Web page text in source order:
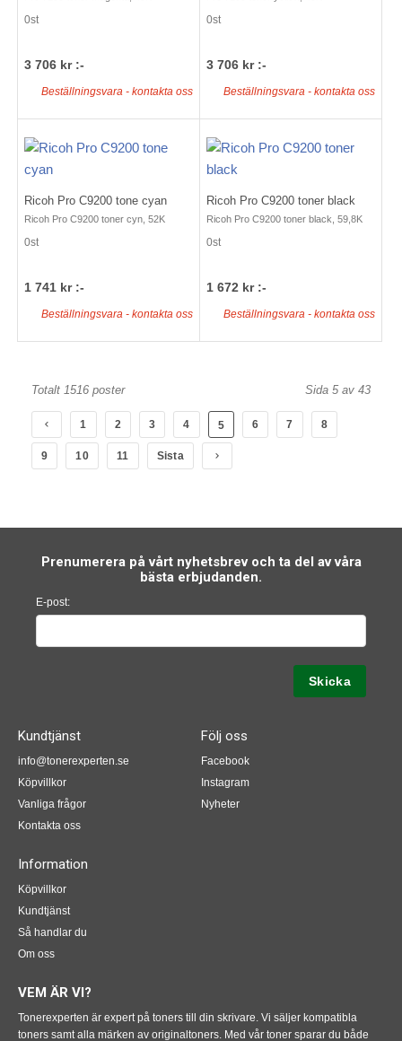
0st
3 706 kr :-
Beställningsvara - kontakta oss
0st
3 706 kr :-
Beställningsvara - kontakta oss
Ricoh Pro C9200 tone cyan
Ricoh Pro C9200 toner cyn, 52K
0st
1 741 kr :-
Beställningsvara - kontakta oss
Ricoh Pro C9200 toner black
Ricoh Pro C9200 toner black, 59,8K
0st
1 672 kr :-
Beställningsvara - kontakta oss
Totalt 1516 poster Sida 5 av 43
1 2 3 4 5 6 7 8
9 10 11 Sista
Prenumerera på vårt nyhetsbrev och ta del av våra
bästa erbjudanden.
E-post:
Kundtjänst
info@tonerexperten.se
Köpvillkor
Vanliga frågor
Kontakta oss
Följ oss
Facebook
Instagram
Nyheter
Information
Köpvillkor
Kundtjänst
Så handlar du
Om oss
VEM ÄR VI?
Tonerexperten är expert på toners till din skrivare. Vi säljer kompatibla
toners samt alla märken av originaltoners. Med vår toner sparar du både